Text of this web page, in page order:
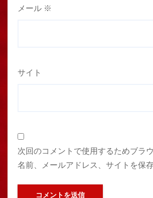
メール ※
サイト
次回のコメントで使用するためブラ
名前、メールアドレス、サイトを保存